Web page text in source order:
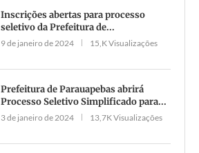
Inscrições abertas para processo
seletivo da Prefeitura de...
9 de janeiro de 2024 15,K Visualizações
Prefeitura de Parauapebas abrirá
Processo Seletivo Simplificado para...
3 de janeiro de 2024 13,7K Visualizações